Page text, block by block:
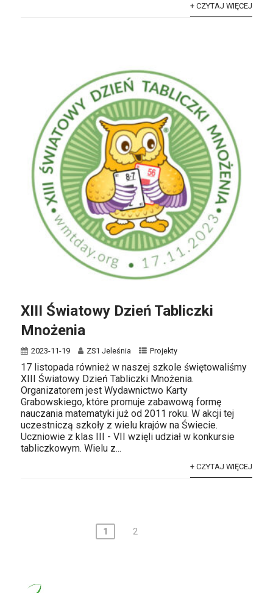
+ CZYTAJ WIĘCEJ
XIII Światowy Dzień Tabliczki
Mnożenia
2023-11-19 ZS1 Jeleśnia Projekty
17 listopada również w naszej szkole świętowaliśmy
XIII Światowy Dzień Tabliczki Mnożenia.
Organizatorem jest Wydawnictwo Karty
Grabowskiego, które promuje zabawową formę
nauczania matematyki już od 2011 roku. W akcji tej
uczestniczą szkoły z wielu krajów na Świecie.
Uczniowie z klas III - VII wzięli udział w konkursie
tabliczkowym. Wielu z...
+ CZYTAJ WIĘCEJ
Stronicowanie1 2